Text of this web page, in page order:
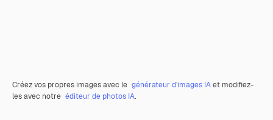
Créez vos propres images avec le générateur d’images IAet modifiez-
les avec notre éditeur de photos IA.